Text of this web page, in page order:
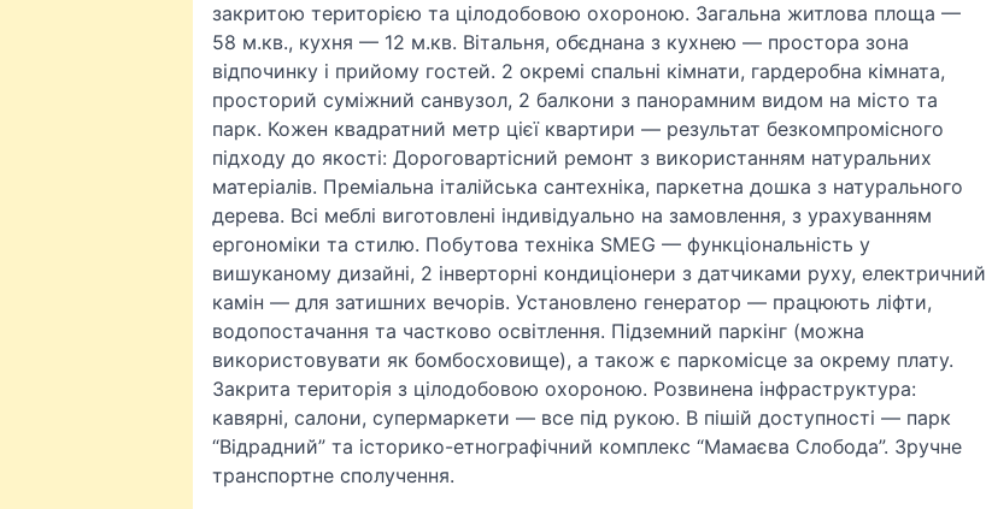
закритою територією та цілодобовою охороною. Загальна житлова площа —
58 м.кв., кухня — 12 м.кв. Вітальня, обєднана з кухнею — простора зона
відпочинку і прийому гостей. 2 окремі спальні кімнати, гардеробна кімната,
просторий суміжний санвузол, 2 балкони з панорамним видом на місто та
парк. Кожен квадратний метр цієї квартири — результат безкомпромісного
підходу до якості: Дороговартісний ремонт з використанням натуральних
матеріалів. Преміальна італійська сантехніка, паркетна дошка з натурального
дерева. Всі меблі виготовлені індивідуально на замовлення, з урахуванням
ергономіки та стилю. Побутова техніка SMEG — функціональність у
вишуканому дизайні, 2 інверторні кондиціонери з датчиками руху, електричний
камін — для затишних вечорів. Установлено генератор — працюють ліфти,
водопостачання та частково освітлення. Підземний паркінг (можна
використовувати як бомбосховище), а також є паркомісце за окрему плату.
Закрита територія з цілодобовою охороною. Розвинена інфраструктура:
кавярні, салони, супермаркети — все під рукою. В пішій доступності — парк
“Відрадний” та історико-етнографічний комплекс “Мамаєва Слобода”. Зручне
транспортне сполучення.